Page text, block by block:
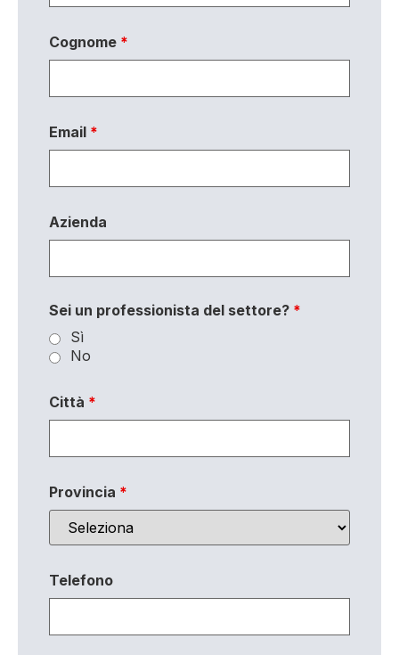
Cognome *
Email *
Azienda
Sei un professionista del settore? *
Sì
No
Città *
Provincia *
Telefono